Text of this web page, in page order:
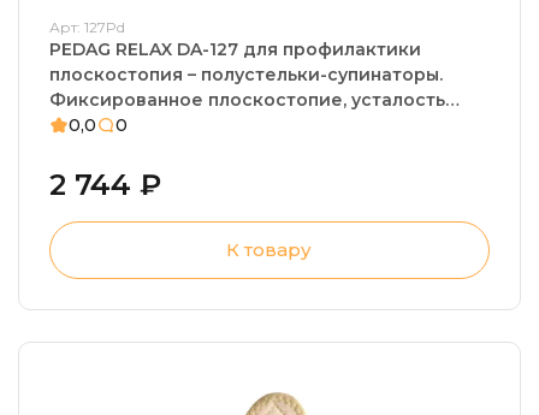
Арт: 127Pd
PEDAG RELAX DA-127 для профилактики
плоскостопия – полустельки-супинаторы.
Фиксированное плоскостопие, усталость
стоп
0,0 0
2 744 ₽
К товару